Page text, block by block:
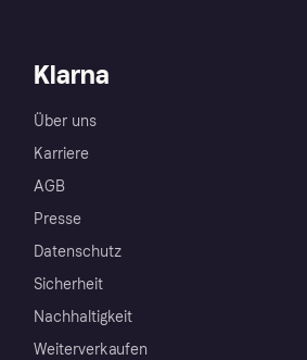
Klarna
Über uns
Karriere
AGB
Presse
Datenschutz
Sicherheit
Nachhaltigkeit
Weiterverkaufen